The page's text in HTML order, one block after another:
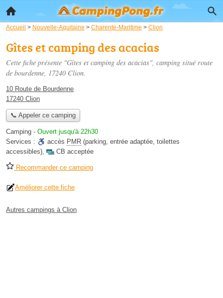
Accueil > Nouvelle-Aquitaine > Charente-Maritime > Clion
Gîtes et camping des acacias
Cette fiche présente "Gîtes et camping des acacias", camping situé route
de bourdenne, 17240 Clion.
10 Route de Bourdenne
17240 Clion
📞 Appeler ce camping
Camping - Ouvert jusqu'à 22h30
Services :
accès PMR (parking, entrée adaptée, toilettes
accessibles), CB acceptée
Recommander ce camping
Améliorer cette fiche
Autres campings à Clion